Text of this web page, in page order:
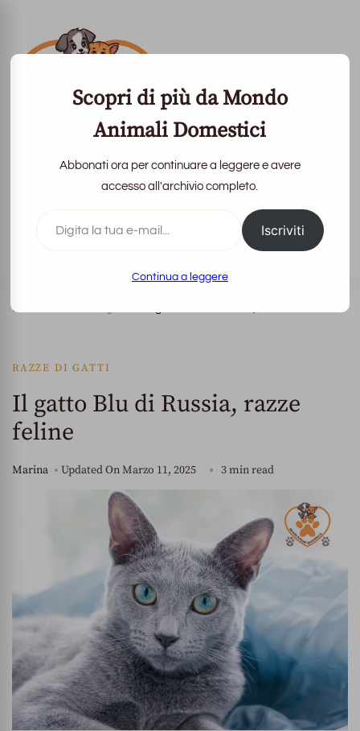
Mondo Animali
Domestici
La vita con loro è più bella
Home
RAZZE DI GATTI
Il gatto Blu di Russia, razze
feline
Marina Updated OnMarzo 11, 2025 3 min read
Scopri di più da Mondo
Animali Domestici
Abbonati ora per continuare a leggere e avere
accesso all'archivio completo.
Digita
tua
Iscriviti
Continua a leggere